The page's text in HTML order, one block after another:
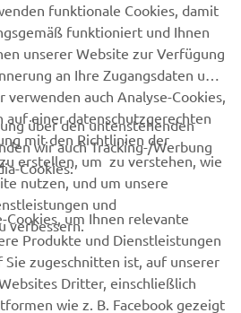
ENTDECKEN
funktionale Cookies, damit
funktioniert und Ihnen
unserer Website zur Verfügung
an Ihre Zugangsdaten und
verwenden auch Analyse-Cookies,
einer datenschutzgerechten
mit den Richtlinien der
erstellen, um zu verstehen, wie
nutzen, und um unsere
und
verbessern.
über den untenstehenden
wir auch Tracking-/Werbung
Cookies:
Cookies, um Ihnen relevante
Produkte und Dienstleistungen
Sie zugeschnitten ist, auf unserer
Dritter, einschließlich
wie z. B. Facebook gezeigt